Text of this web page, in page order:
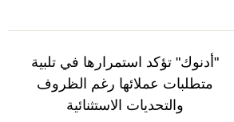
"أدنوك" تؤكد استمرارها في تلبية
متطلبات عملائها رغم الظروف
والتحديات الاستثنائية